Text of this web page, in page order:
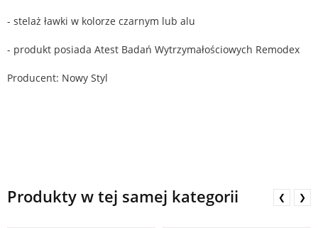
- stelaż ławki w kolorze czarnym lub alu
- produkt posiada Atest Badań Wytrzymałościowych Remodex
Producent: Nowy Styl
Produkty w tej samej kategorii ❮ ❯